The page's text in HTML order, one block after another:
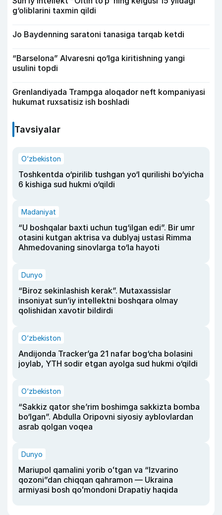
g‘oliblarini taxmin qildi
Jo Baydenning saratoni tanasiga tarqab ketdi
“Barselona” Alvaresni qo‘lga kiritishning yangi
usulini topdi
Grenlandiyada Trampga aloqador neft kompaniyasi
hukumat ruxsatisiz ish boshladi
Tavsiyalar
O‘zbekiston
Toshkentda o‘pirilib tushgan yo‘l qurilishi bo‘yicha
6 kishiga sud hukmi o‘qildi
Madaniyat
“U boshqalar baxti uchun tug‘ilgan edi”. Bir umr
otasini kutgan aktrisa va dublyaj ustasi Rimma
Ahmedovaning sinovlarga to‘la hayoti
Dunyo
“Biroz sekinlashish kerak”. Mutaxassislar
insoniyat sun’iy intellektni boshqara olmay
qolishidan xavotir bildirdi
O‘zbekiston
Andijonda Tracker’ga 21 nafar bog‘cha bolasini
joylab, YTH sodir etgan ayolga sud hukmi o‘qildi
O‘zbekiston
“Sakkiz qator she’rim boshimga sakkizta bomba
bo‘lgan”. Abdulla Oripovni siyosiy ayblovlardan
asrab qolgan voqea
Dunyo
Mariupol qamalini yorib oʻtgan va “Izvarino
qozoni”dan chiqqan qahramon — Ukraina
armiyasi bosh qoʻmondoni Drapatiy haqida